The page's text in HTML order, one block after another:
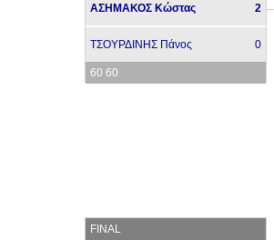
ΑΣΗΜΑΚΟΣ Κώστας 2
ΤΣΟΥΡΔΙΝΗΣ Πάνος 0
60 60
FINAL